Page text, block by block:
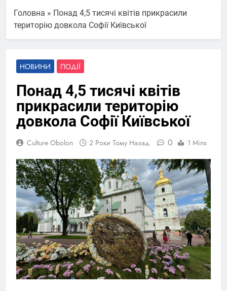
Головна » Понад 4,5 тисячі квітів прикрасили
територію довкола Софії Київської
НОВИНИ ПОДІЇ
Понад 4,5 тисячі квітів
прикрасили територію
довкола Софії Київської
Culture Obolon 2 Роки Тому Назад 0 1 Mins